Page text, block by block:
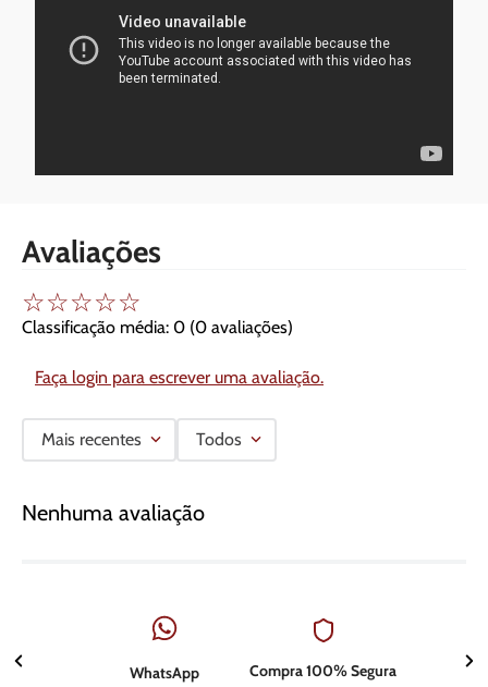
Avaliações
☆☆☆☆☆
Classificação média: 0 (0 avaliações)
Faça login para escrever uma avaliação.
Mais recentes Todos
Nenhuma avaliação
WhatsApp Compra 100% Segura